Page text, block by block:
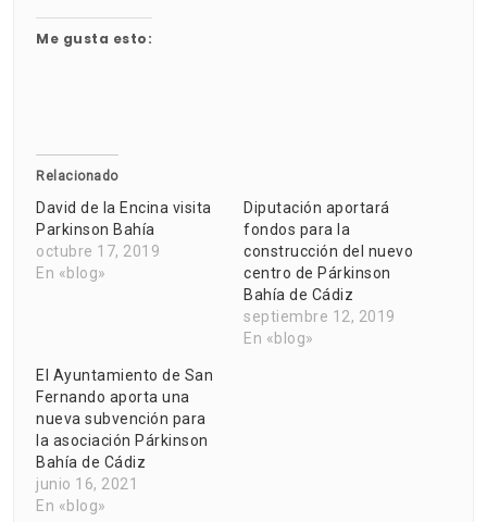
Me gusta esto:
Relacionado
David de la Encina visita
Parkinson Bahía
octubre 17, 2019
En «blog»
Diputación aportará
fondos para la
construcción del nuevo
centro de Párkinson
Bahía de Cádiz
septiembre 12, 2019
En «blog»
El Ayuntamiento de San
Fernando aporta una
nueva subvención para
la asociación Párkinson
Bahía de Cádiz
junio 16, 2021
En «blog»